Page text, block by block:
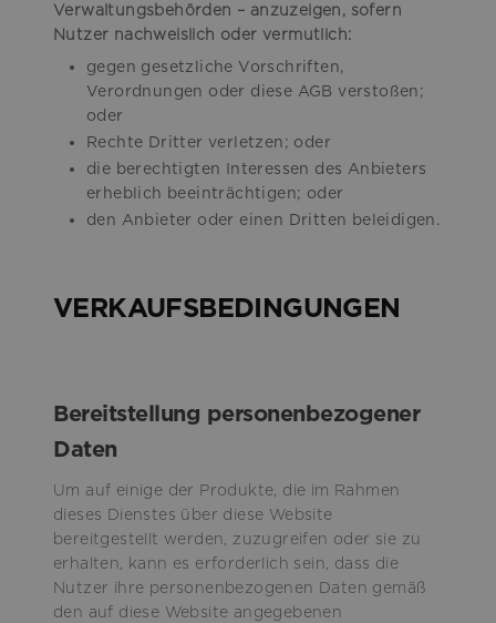
Verwaltungsbehörden – anzuzeigen, sofern
Nutzer nachweislich oder vermutlich:
gegen gesetzliche Vorschriften,
Verordnungen oder diese AGB verstoßen;
oder
Rechte Dritter verletzen; oder
die berechtigten Interessen des Anbieters
erheblich beeinträchtigen; oder
den Anbieter oder einen Dritten beleidigen.
VERKAUFSBEDINGUNGEN
Bereitstellung personenbezogener
Daten
Um auf einige der Produkte, die im Rahmen
dieses Dienstes über diese Website
bereitgestellt werden, zuzugreifen oder sie zu
erhalten, kann es erforderlich sein, dass die
Nutzer ihre personenbezogenen Daten gemäß
den auf diese Website angegebenen